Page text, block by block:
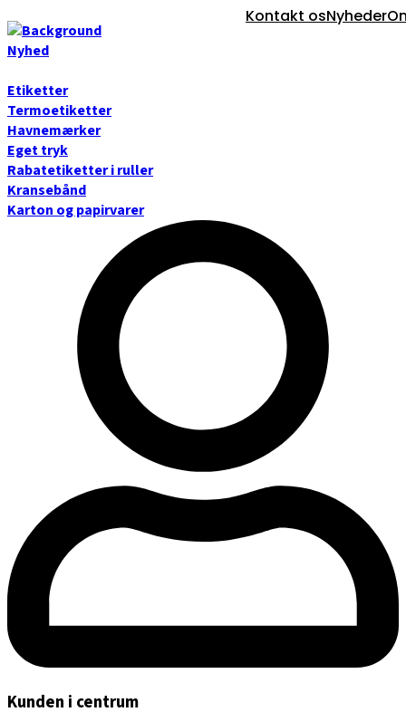
Nyheder
Kontakt os
Forside
Nyhed
Etiketter
Termoetiketter
Havnemærker
Eget tryk
Rabatetiketter i ruller
Kransebånd
Karton og papirvarer
Kunden i centrum